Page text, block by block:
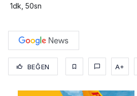
1dk, 50sn
BEĞEN A+